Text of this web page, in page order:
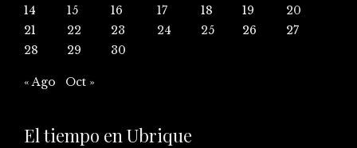
14
15 16 17 18 19
20
21
22 23 24 25 26
27
28
29 30
« Ago Oct »
El tiempo en Ubrique